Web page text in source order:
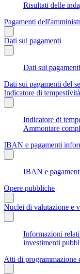
Risultati delle
Pagamenti
Dati sui pagamenti
Dati sui
Dati sui pagamenti del
Indicatore di
Indicatore di
Ammontare
IBAN e pagamenti
IBAN e
Opere pubbliche
Nuclei di valutazione e
Informazioni
investimenti
Atti di programmazione